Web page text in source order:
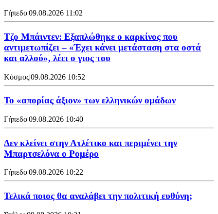
Γήπεδο|09.08.2026 11:02
Τζο Μπάιντεν: Εξαπλώθηκε ο καρκίνος που
αντιμετωπίζει – «Έχει κάνει μετάσταση στα οστά
και αλλού», λέει ο γιος του
Κόσμος|09.08.2026 10:52
Το «απορίας άξιον» των ελληνικών ομάδων
Γήπεδο|09.08.2026 10:40
Δεν κλείνει στην Ατλέτικο και περιμένει την
Μπαρτσελόνα ο Ρομέρο
Γήπεδο|09.08.2026 10:22
Τελικά ποιος θα αναλάβει την πολιτική ευθύνη;